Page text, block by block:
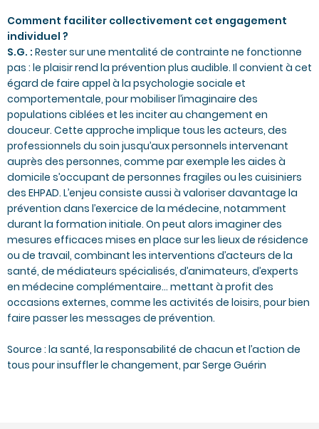
Comment faciliter collectivement cet engagement
individuel ?
S.G. : Rester sur une mentalité de contrainte ne fonctionne
pas : le plaisir rend la prévention plus audible. Il convient à cet
égard de faire appel à la psychologie sociale et
comportementale, pour mobiliser l’imaginaire des
populations ciblées et les inciter au changement en
douceur. Cette approche implique tous les acteurs, des
professionnels du soin jusqu’aux personnels intervenant
auprès des personnes, comme par exemple les aides à
domicile s’occupant de personnes fragiles ou les cuisiniers
des EHPAD. L’enjeu consiste aussi à valoriser davantage la
prévention dans l’exercice de la médecine, notamment
durant la formation initiale. On peut alors imaginer des
mesures efficaces mises en place sur les lieux de résidence
ou de travail, combinant les interventions d’acteurs de la
santé, de médiateurs spécialisés, d’animateurs, d’experts
en médecine complémentaire… mettant à profit des
occasions externes, comme les activités de loisirs, pour bien
faire passer les messages de prévention.
Source : la santé, la responsabilité de chacun et l’action de
tous pour insuffler le changement, par Serge Guérin